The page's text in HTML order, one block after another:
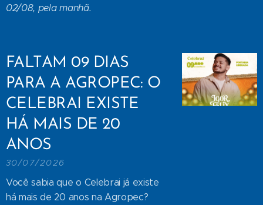
02/08, pela manhã.
FALTAM 09 DIAS
PARA A AGROPEC: O
CELEBRAI EXISTE
HÁ MAIS DE 20
ANOS
30/07/2026
Você sabia que o Celebrai já existe
há mais de 20 anos na Agropec?